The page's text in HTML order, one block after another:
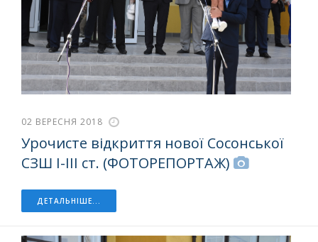
02 ВЕРЕСНЯ 2018
Урочисте відкриття нової Сосонської
СЗШ І-ІІІ ст. (ФОТОРЕПОРТАЖ)
ДЕТАЛЬНІШЕ...